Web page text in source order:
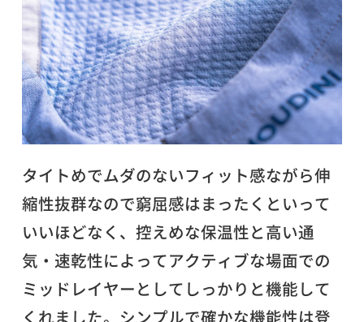
タイトめでムダのないフィット感ながら伸
縮性抜群なので窮屈感はまったくといって
いいほどなく、控えめな保温性と高い通
気・速乾性によってアクティブな場面での
ミッドレイヤーとしてしっかりと機能して
くれました。シンプルで確かな機能性は登